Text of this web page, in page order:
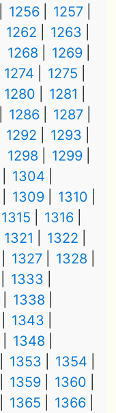
1256
1257
1262
1263
1268
1269
1274
1275
1280
1281
1286
1287
1292
1293
1298
1299
1304
1309
1310
1315
1316
1321
1322
1327
1328
1333
1338
1343
1348
1353
1354
1359
1360
1365
1366